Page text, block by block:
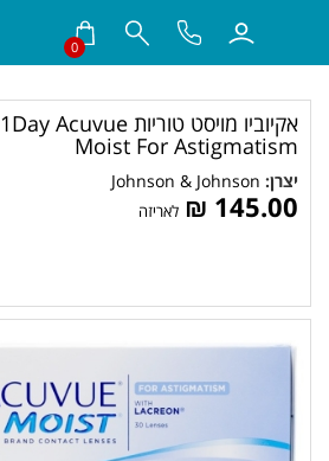
של
אינטרנט,
אנטר
תוכן
0
אקיוביו מויסט טוריות 1Day Acuvue
Moist For Astigmatism
יצרן: Johnson & Johnson
145.00 ₪‎ לאריזה